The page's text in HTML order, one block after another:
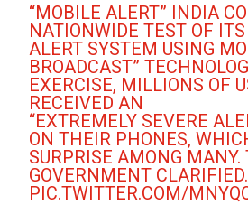
“MOBILE ALERT” INDIA
NATIONWIDE TEST OF
ALERT SYSTEM USING
BROADCAST”
EXERCISE, MILLIONS OF
RECEIVED AN
“EXTREMELY SEVERE
ON THEIR PHONES,
SURPRISE AMONG MANY.
GOVERNMENT
PIC.TWITTER.COM/